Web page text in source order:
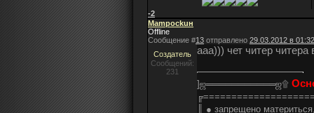
-2
Mampockuн
Offline
Сообщение #13 отправлено 29.03.2012 в 01:32
Создатель
Сообщений:
231
ааа))) чет читер
]ஜ═══════════ஜ۩
║ ● запрещено